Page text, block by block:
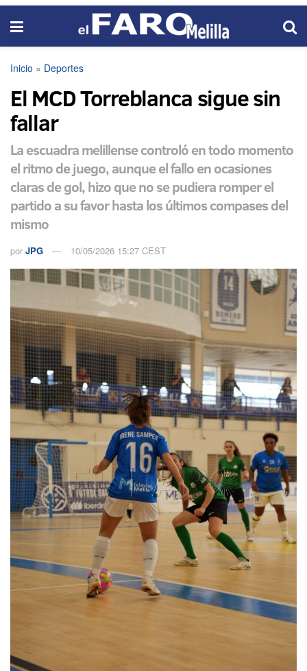
Inicio » Deportes
El MCD Torreblanca sigue sin
fallar
La escuadra melillense controló en todo momento
el ritmo de juego, aunque el fallo en ocasiones
claras de gol, hizo que no se pudiera romper el
partido a su favor hasta los últimos compases del
mismo
por JPG 10/05/2026 15:27 CEST